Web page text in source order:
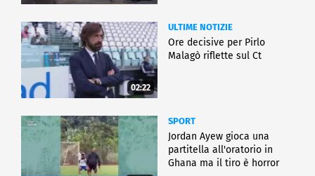
02:22
ULTIME NOTIZIE
Ore decisive per Pirlo
Malagò riflette sul Ct
SPORT
Jordan Ayew gioca una
partitella all'oratorio in
Ghana ma il tiro è horror